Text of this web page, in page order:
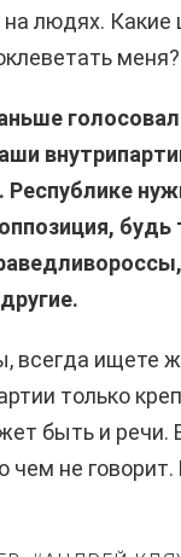
людях. Какие
меня?
Республике
будь
всегда ищете
только
быть и речи.
чем не